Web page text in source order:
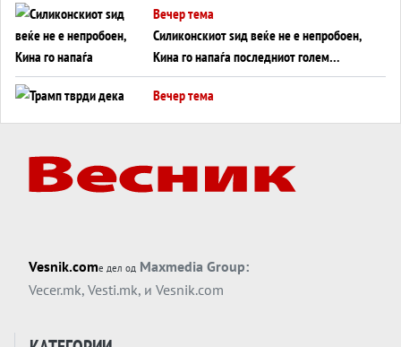
Вечер тема
Силиконскиот ѕид веќе не е непробоен,
Кина го напаѓа последниот голем
монопол на Западот?
Вечер тема
Вечер тема
Вечер тема
АТОМСКО ДОМИНО НА БЛИСКИОТ
Vesnik.comе дел од Maxmedia Group:
Vecer.mk, Vesti.mk, и Vesnik.com